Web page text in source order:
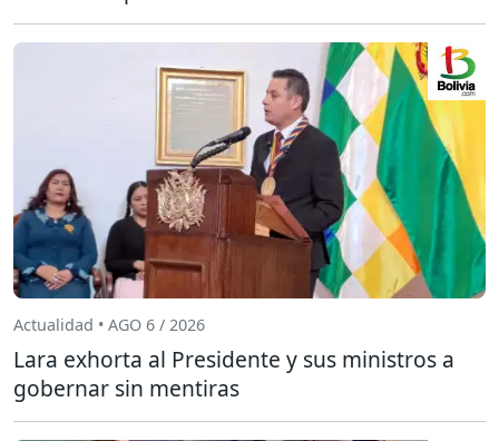
Actualidad • AGO 6 / 2026
Lara exhorta al Presidente y sus ministros a
gobernar sin mentiras